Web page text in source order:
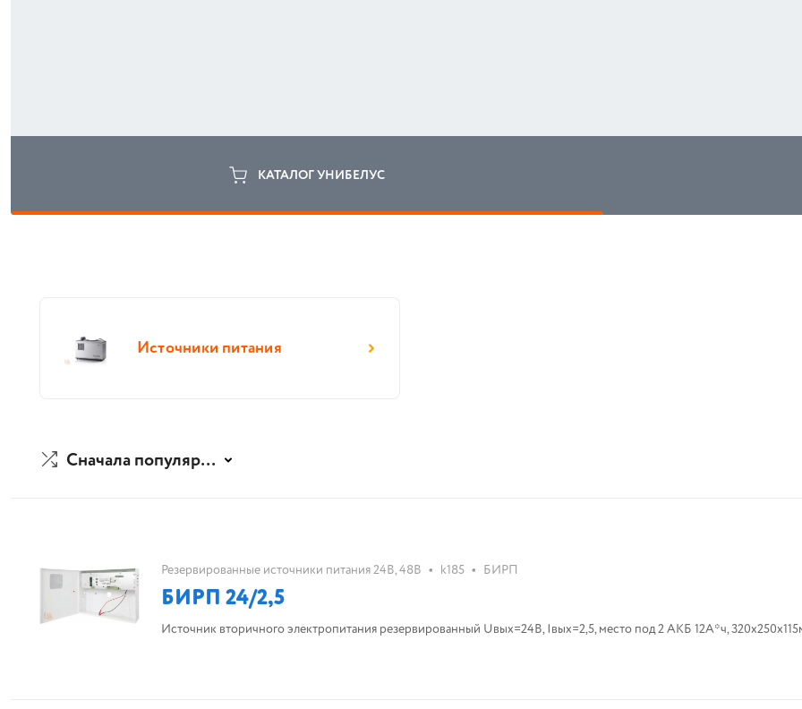
КАТАЛОГ УНИБЕЛУС
Источники питания
Сначала популярные
Резервированные источники питания 24В, 48В • k185 • БИРП
БИРП 24/2,5
Источник вторичного электропитания резервированный Uвых=24В, Iвых=2,5, место под 2 АКБ 12А*ч,